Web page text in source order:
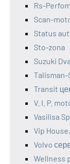
Rs-
Scan-
Status
Sto-zona
Suzuki
Talisman-
Transit
V. I. P.
Vasilisa
Vip
Volvo
Wellness